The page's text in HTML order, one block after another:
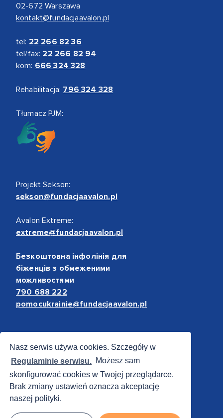
Nasz serwis używa cookies. Szczegóły w
Regulaminie serwisu. Możesz sam
skonfigurować cookies w Twojej przeglądarce.
Brak zmiany ustawień oznacza akceptację
naszej polityki.
02-672 Warszawa
kontakt@fundacjaavalon.pl
tel: 22 266 82 36
tel/fax: 22 266 82 94
kom: 666 324 328
Rehabilitacja: 796 324 328
Tłumacz PJM:
Projekt Sekson:
sekson@fundacjaavalon.pl
Avalon Extreme:
extreme@fundacjaavalon.pl
Безкоштовна інфолінія для
біженців з обмеженими
можливостями
790 688 222
pomocukrainie@fundacjaavalon.pl
Bezpieczne płatności